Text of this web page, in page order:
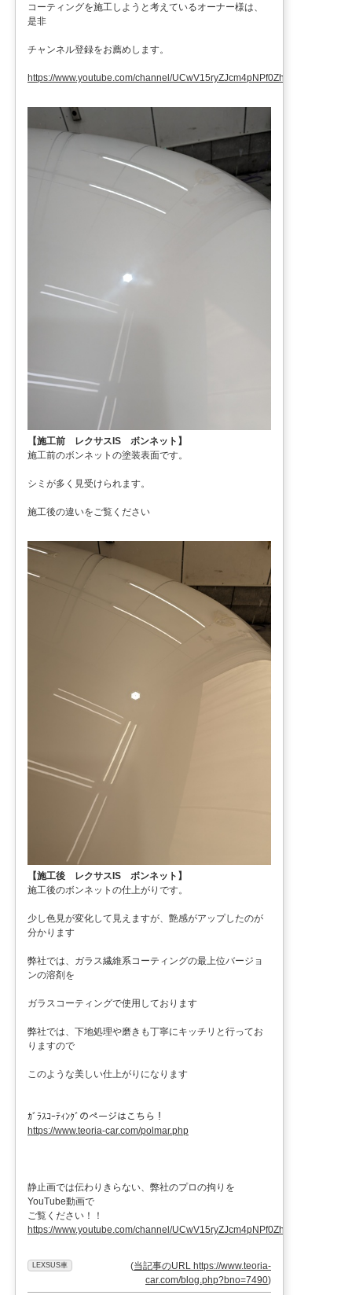
コーティングを施工しようと考えているオーナー様は、
是非
チャンネル登録をお薦めします。
https://www.youtube.com/channel/UCwV15ryZJcm4pNPf0ZhXu9g
【施工前 レクサスIS ボンネット】
施工前のボンネットの塗装表面です。
シミが多く見受けられます。
施工後の違いをご覧ください
【施工後 レクサスIS ボンネット】
施工後のボンネットの仕上がりです。
少し色見が変化して見えますが、艶感がアップしたのが
分かります
弊社では、ガラス繊維系コーティングの最上位バージョ
ンの溶剤を
ガラスコーティングで使用しております
弊社では、下地処理や磨きも丁寧にキッチリと行ってお
りますので
このような美しい仕上がりになります
ｶﾞﾗｽｺｰﾃｨﾝｸﾞのページはこちら！
https://www.teoria-car.com/polmar.php
静止画では伝わりきらない、弊社のプロの拘りを
YouTube動画で
ご覧ください！！
https://www.youtube.com/channel/UCwV15ryZJcm4pNPf0ZhXu9g
LEXSUS車 (当記事のURL https://www.teoria-
car.com/blog.php?bno=7490)